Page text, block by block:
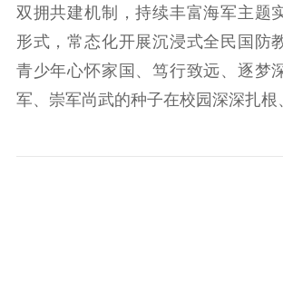
双拥共建机制，持续丰富海军主题
形式，常态化开展沉浸式全民国防
青少年心怀家国、笃行致远、逐梦
军、崇军尚武的种子在校园深深扎根